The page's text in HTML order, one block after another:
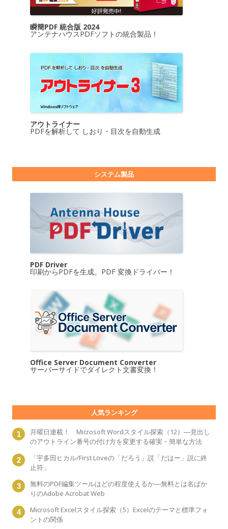
瞬簡PDF 統合版 2024
アンテナハウスPDFソフトの統合製品！
アウトライナー
PDFを解析して しおり・目次を自動生成
システム製品
PDF Driver
印刷からPDFを生成。PDF 変換ドライバー！
Office Server Document Converter
サーバーサイドでダイレクト文書変換！
人気ランキング
月曜日連載！ Microsoft Wordスタイル探索（12）―見出し
のアウトライン番号の付け方を変更する確実・簡単な方法
「宇多田ヒカル/First Loveの「だろう」説「だはー」説に終
止符」
無料のPDF編集ツールはどの程度使えるか―無料とは名ばか
りのAdobe Acrobat Web
Microsoft Excelスタイル探索（5）Excelのテーマと標準フォ
ントの関係